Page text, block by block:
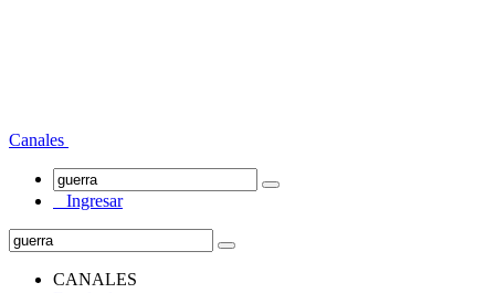
Canales
Ingresar
CANALES